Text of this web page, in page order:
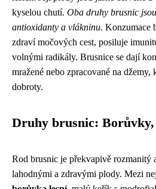
kyselou chutí. Oba druhy brusnic
antioxidanty a vlákninu. Konzumace
zdraví močových cest, posiluje
volnými radikály. Brusnice se dají
mražené nebo zpracované na
dobroty.
Druhy brusnic:
Rod brusnic je překvapivě rozmanitý
lahodnými a zdravými plody. Mezi